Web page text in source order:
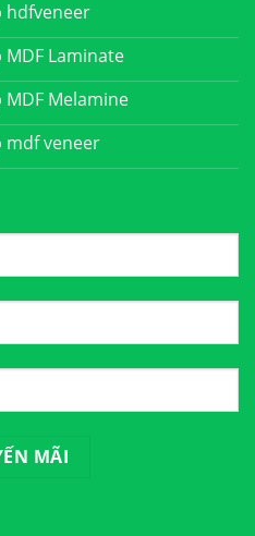
hdfveneer
Laminate
Melamine
mdf veneer